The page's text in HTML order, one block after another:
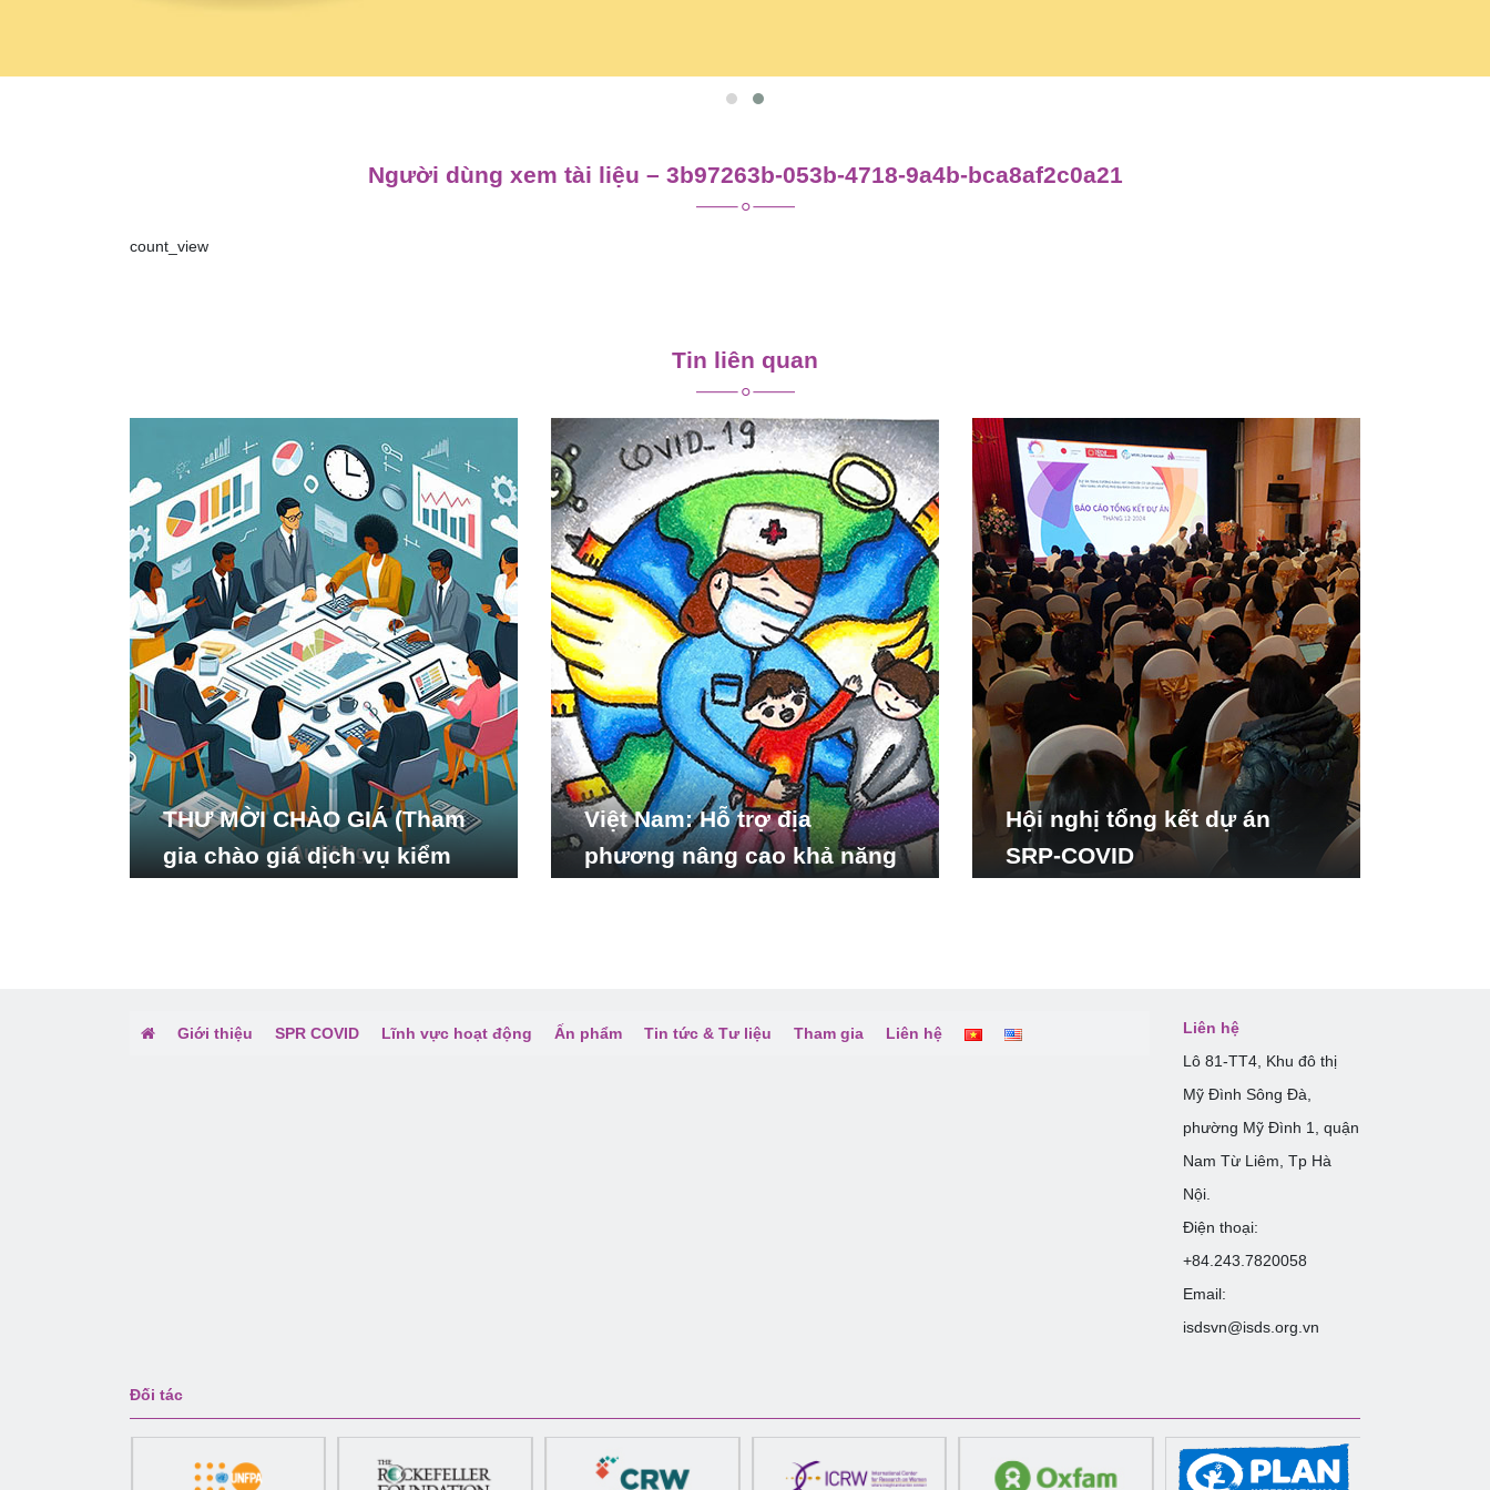
Người dùng xem tài liệu – 3b97263b-053b-4718-9a4b-bca8af2c0a21
count_view
viết
Tin liên quan
THƯ MỜI CHÀO GIÁ (Tham
gia chào giá dịch vụ kiểm
Việt Nam: Hỗ trợ địa
phương nâng cao khả năng
Hội nghị tổng kết dự án
SRP-COVID
Giới thiệu SPR COVID Lĩnh vực hoạt động Ấn phẩm Tin tức & Tư liệu Tham gia Liên hệ
Liên hệ
Lô 81-TT4, Khu đô thị
Mỹ Đình Sông Đà,
phường Mỹ Đình 1, quận
Nam Từ Liêm, Tp Hà
Nội.
Điện thoại:
+84.243.7820058
Email:
isdsvn@isds.org.vn
Đối tác